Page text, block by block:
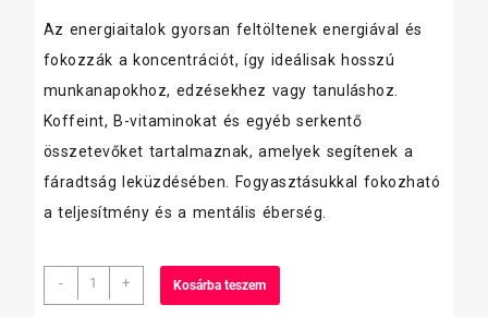
Az energiaitalok gyorsan feltöltenek energiával és
fokozzák a koncentrációt, így ideálisak hosszú
munkanapokhoz, edzésekhez vagy tanuláshoz.
Koffeint, B-vitaminokat és egyéb serkentő
összetevőket tartalmaznak, amelyek segítenek a
fáradtság leküzdésében. Fogyasztásukkal fokozható
a teljesítmény és a mentális éberség.
-
Hell
energiaital
+ Kosárba teszem